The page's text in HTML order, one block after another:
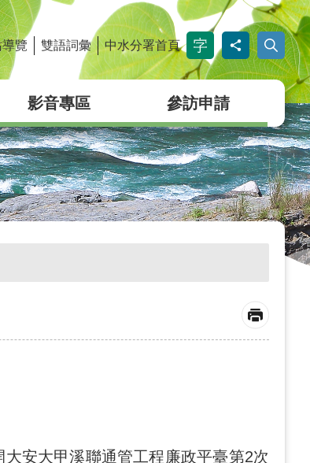
覽 雙語詞彙 中水分署首頁
影音專區 參訪申請
安大甲溪聯通管工程廉政平臺第2次